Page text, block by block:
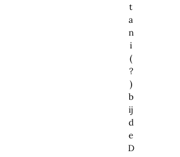
t
a
n
i
(
?
)
b
ij
d
e
D